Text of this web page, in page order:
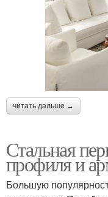
читать дальше →
Стальная
профиля и
Большую